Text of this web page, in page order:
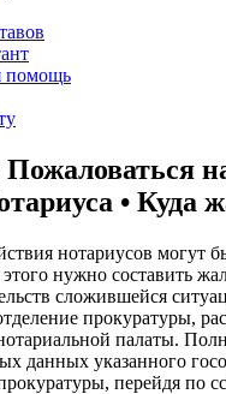
помощь
• Куда
нотариусов могут
нужно составить
сложившейся
прокуратуры,
палаты.
данных указанного
перейдя по